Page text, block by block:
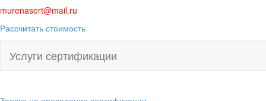
murenasert@mail.ru
Рассчитать стоимость
Услуги сертификации